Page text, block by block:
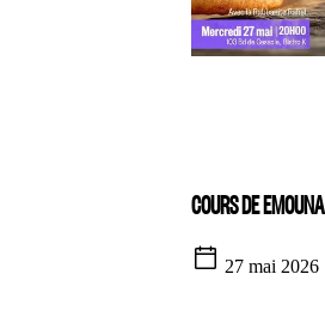
COURS DE EMOUNA
27 mai 2026